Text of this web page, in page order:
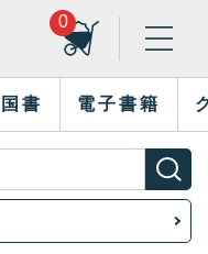
0
書 電子書籍